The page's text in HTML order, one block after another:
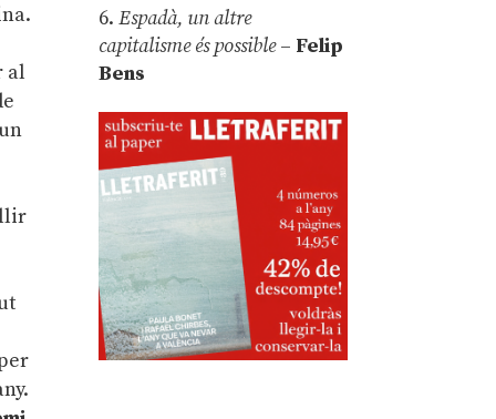
al
6.Espadà, un altre
capitalisme és possible – Felip
Bens